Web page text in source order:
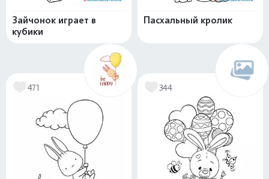
Зайчонок играет в
кубики
Пасхальный кролик
471 344